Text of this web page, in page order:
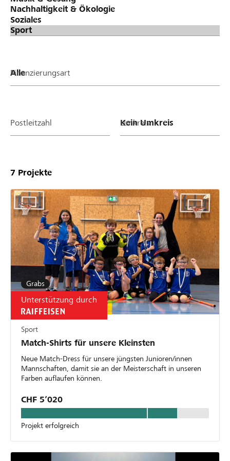
Finanzierungsart
Postleitzahl Umkreis
7 Projekte
Grabs
Unterstützung durch
Sport
Match-Shirts für unsere Kleinsten
Neue Match-Dress für unsere jüngsten Junioren/innen
Mannschaften, damit sie an der Meisterschaft in unseren
Farben auflaufen können.
CHF 5’020
Projekt erfolgreich